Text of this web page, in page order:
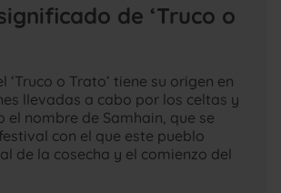
de ‘Truco o
‘Truco o Trato’ tiene su origen en
llevadas a cabo por los celtas y
el nombre de Samhain, que se
con el que este pueblo
de la cosecha y el comienzo del